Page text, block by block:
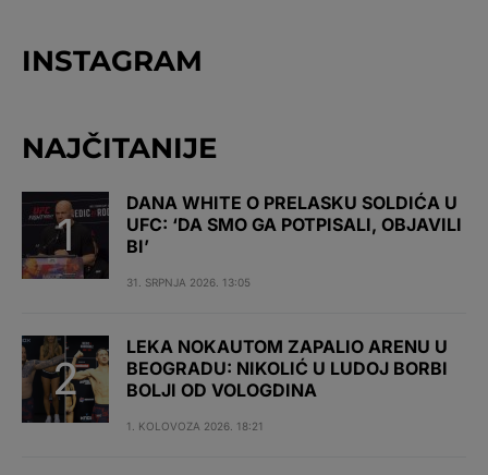
INSTAGRAM
NAJČITANIJE
DANA WHITE O PRELASKU SOLDIĆA U
UFC: ‘DA SMO GA POTPISALI, OBJAVILI
BI’
31. SRPNJA 2026. 13:05
LEKA NOKAUTOM ZAPALIO ARENU U
BEOGRADU: NIKOLIĆ U LUDOJ BORBI
BOLJI OD VOLOGDINA
1. KOLOVOZA 2026. 18:21